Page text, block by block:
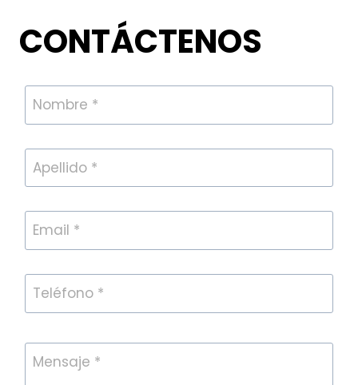
CONTÁCTENOS